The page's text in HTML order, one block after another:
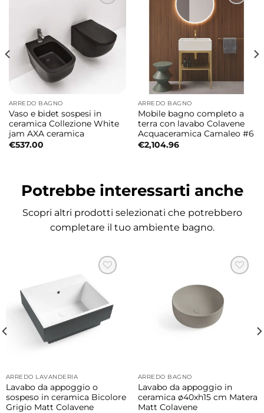
Coperchio di drenaggio integrato
Il classico sistema con griglia viene sostituito
da un elegante coperchio di drenaggio che
dona continuità estetica e un comfort visivo
superiore.
Marmo resina resistente e durevole
Realizzato in marmo resina, il piatto doccia
durata nel tempo e una piacevole
Superficie antiscivolo e antibatterica
sicurezza durante l’utilizzo quotidiano
mentre le proprietà antibatteriche
contribuiscono a mantenere un ambiente
più igienico e pratico da pulire.
Completo di piletta di scarico
piletta H 6 cm integrata nel sistema di
drenaggio per garantire praticità e
funzionalità.
ARREDO BAGNO
Vaso e bidet sospesi in
ceramica Collezione White
jam AXA ceramica
€537.00
ARREDO BAGNO
Mobile bagno completo a
terra con lavabo Colavene
Acquaceramica Camaleo #6
€2,104.96
Potrebbe interessarti anche
Scopri altri prodotti selezionati che potrebbero
completare il tuo ambiente bagno.
ARREDO LAVANDERIA
Lavabo da appoggio o
sospeso in ceramica Bicolore
Grigio Matt Colavene
ARREDO BAGNO
Lavabo da appoggio in
ceramica ø40xh15 cm Matera
Matt Colavene